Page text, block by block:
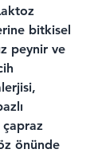
bitkisel
peynir ve
çapraz
önünde